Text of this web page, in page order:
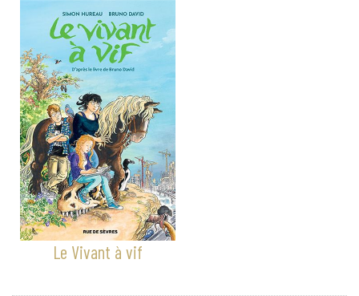
Le Vivant à vif